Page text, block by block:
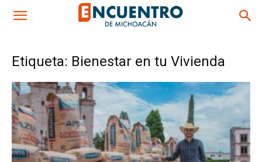
Etiqueta: Bienestar en tu Vivienda